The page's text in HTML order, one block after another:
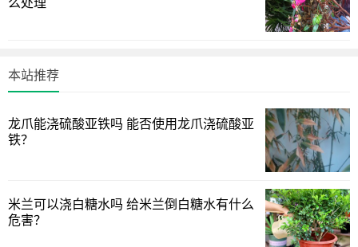
么处理
本站推荐
龙爪能浇硫酸亚铁吗 能否使用龙爪浇硫酸亚
铁？
米兰可以浇白糖水吗 给米兰倒白糖水有什么
危害？